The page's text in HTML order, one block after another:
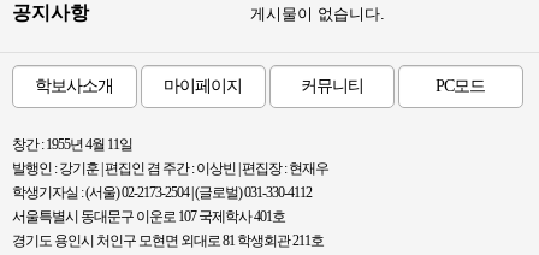
공지사항 게시물이 없습니다.
학보사소개 마이페이지 커뮤니티 PC모드
창간 : 1955년 4월 11일
발행인 : 강기훈 | 편집인 겸 주간 : 이상빈 | 편집장 : 현재우
학생기자실 : (서울) 02-2173-2504 | (글로벌) 031-330-4112
서울특별시 동대문구 이운로 107 국제학사 401호
경기도 용인시 처인구 모현면 외대로 81 학생회관 211호